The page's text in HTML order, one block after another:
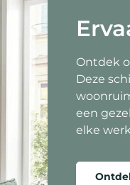
Ontdek
Deze
een
elke